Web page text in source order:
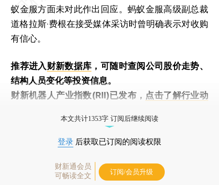
蚁金服方面未对此作出回应。蚂蚁金服高级副总裁
道格拉斯·费根在接受媒体采访时曾明确表示对收购
有信心。
推荐进入财新数据库 ，可随时查阅公司股价走势、
结构人员变化等投资信息。
财新机器人产业指数(RII)已发布， 点击了解行业动
本文共计1353字 订阅后继续阅读
登录 后获取已订阅的阅读权限
财新通会员
可畅读全文
订阅/会员升级